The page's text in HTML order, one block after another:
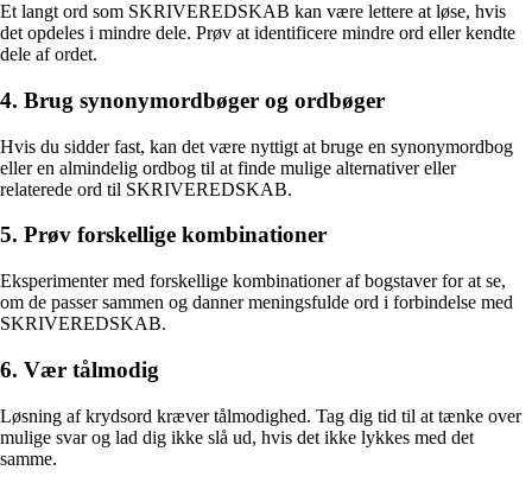
Et langt ord som SKRIVEREDSKAB kan være lettere at løse, hvis
det opdeles i mindre dele. Prøv at identificere mindre ord eller kendte
dele af ordet.
4. Brug synonymordbøger og ordbøger
Hvis du sidder fast, kan det være nyttigt at bruge en synonymordbog
eller en almindelig ordbog til at finde mulige alternativer eller
relaterede ord til SKRIVEREDSKAB.
5. Prøv forskellige kombinationer
Eksperimenter med forskellige kombinationer af bogstaver for at se,
om de passer sammen og danner meningsfulde ord i forbindelse med
SKRIVEREDSKAB.
6. Vær tålmodig
Løsning af krydsord kræver tålmodighed. Tag dig tid til at tænke over
mulige svar og lad dig ikke slå ud, hvis det ikke lykkes med det
samme.